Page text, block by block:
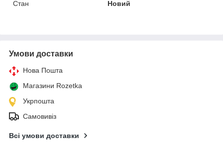
Стан
Новий
Умови доставки
Нова Пошта
Магазини Rozetka
Укрпошта
Самовивіз
Всі умови доставки